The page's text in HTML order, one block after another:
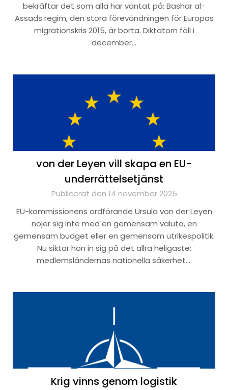
bekräftar det som alla har väntat på: Bashar al-
Assads regim, den stora förevändningen för Europas
migrationskris 2015, är borta. Diktatorn föll i
december…
von der Leyen vill skapa en EU-
underrättelsetjänst
Publicerat den 14 november 2025
EU-kommissionens ordförande Ursula von der Leyen
nöjer sig inte med en gemensam valuta, en
gemensam budget eller en gemensam utrikespolitik.
Nu siktar hon in sig på det allra heligaste:
medlemsländernas nationella säkerhet….
Krig vinns genom logistik